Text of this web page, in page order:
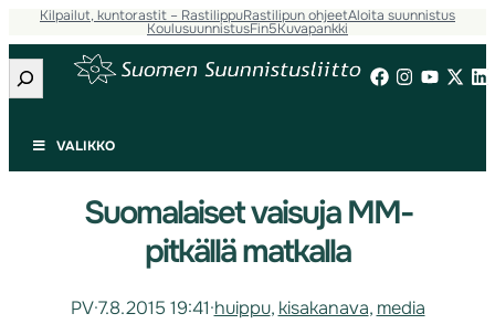
Kilpailut, kuntorastit – RastilippuRastilipun ohjeetAloita suunnistus
KoulusuunnistusFin5Kuvapankki
Etsi
VALIKKO
Suomalaiset vaisuja MM-
pitkällä matkalla
PV·7.8.2015 19:41·huippu, kisakanava, media